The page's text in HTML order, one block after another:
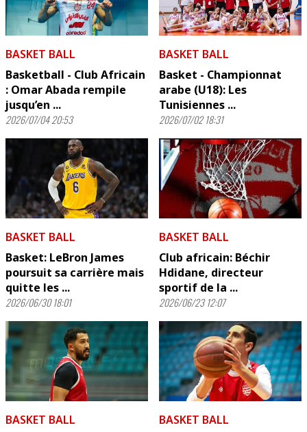
BASKET BALL
Basketball - Club Africain
: Omar Abada rempile
jusqu’en ...
2026/07/04 20:53
BASKET BALL
Basket - Championnat
arabe (U18): Les
Tunisiennes ...
2026/07/02 18:31
BASKET BALL
Basket: LeBron James
poursuit sa carrière mais
quitte les ...
2026/06/30 18:01
BASKET BALL
Club africain: Béchir
Hdidane, directeur
sportif de la ...
2026/06/23 12:07
BASKET BALL
BASKET BALL